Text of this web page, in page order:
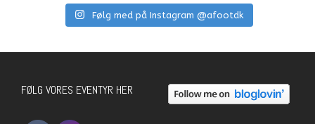
Følg med på Instagram @afootdk
FØLG VORES EVENTYR HER